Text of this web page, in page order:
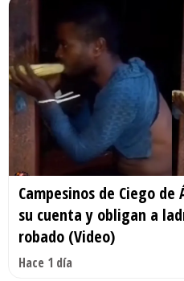
Campesinos de Ciego
su cuenta y obligan a
robado (Video)
Hace 1 día